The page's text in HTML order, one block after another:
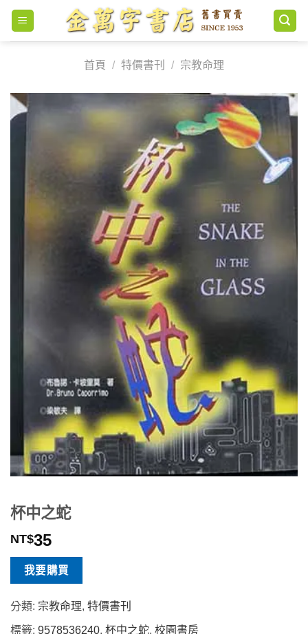
Skip
content
首頁
/ 特價書刊 / 宗教命理
杯中之蛇
NT$35
我要購買
分類: 宗教命理, 特價書刊
標籤: 9578536240, 杯中之蛇, 校園書房